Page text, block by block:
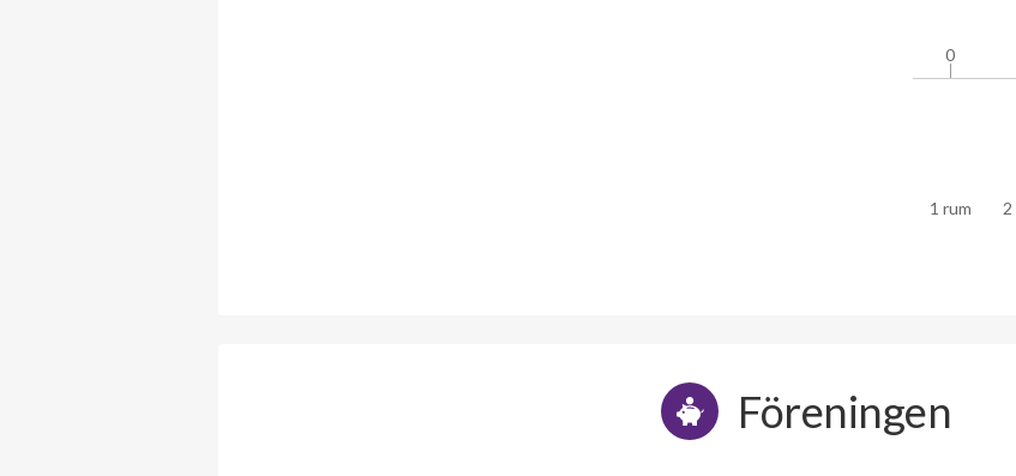
1 rum 2
0
0
Föreningen